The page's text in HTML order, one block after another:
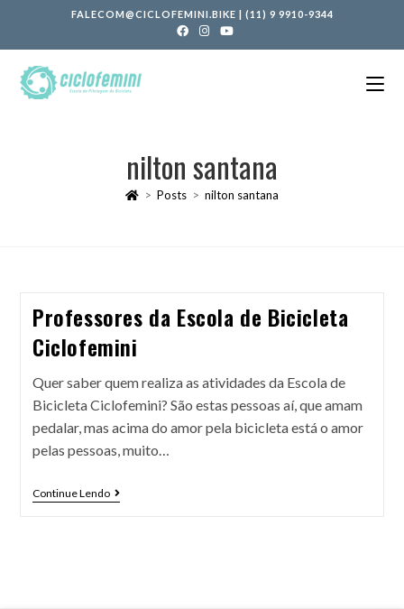
FALECOM@CICLOFEMINI.BIKE | (11) 9 9910-9344
nilton santana
> Posts > nilton santana
Professores da Escola de Bicicleta
Ciclofemini
Quer saber quem realiza as atividades da Escola de
Bicicleta Ciclofemini? São estas pessoas aí, que amam
pedalar, mas acima do amor pela bicicleta está o amor
pelas pessoas, muito…
Continue Lendo